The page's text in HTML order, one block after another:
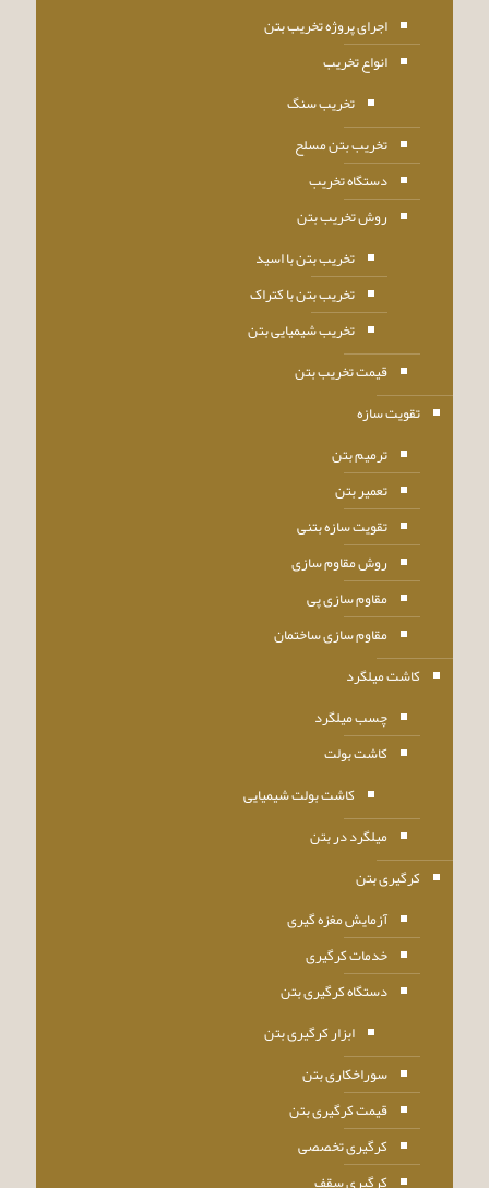
اجرای پروژه تخریب بتن
انواع تخریب
تخریب سنگ
تخریب بتن مسلح
دستگاه تخریب
روش تخریب بتن
تخریب بتن با اسید
تخریب بتن با کتراک
تخریب شیمیایی بتن
قیمت تخریب بتن
تقویت سازه
ترمیم بتن
تعمیر بتن
تقویت سازه بتنی
روش مقاوم سازی
مقاوم سازی پی
مقاوم سازی ساختمان
کاشت میلگرد
چسب میلگرد
کاشت بولت
کاشت بولت شیمیایی
میلگرد در بتن
کرگیری بتن
آزمایش مغزه گیری
خدمات کرگیری
دستگاه کرگیری بتن
ابزار کرگیری بتن
سوراخکاری بتن
قیمت کرگیری بتن
کرگیری تخصصی
کرگیری سقف